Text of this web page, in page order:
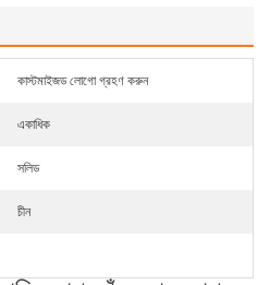
কাস্টমাইজড লোগো গ্রহণ করুন
একাধিক
সলিড
চীন